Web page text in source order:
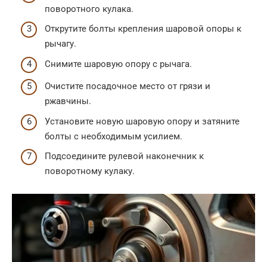
поворотного кулака.
Открутите болты крепления шаровой опоры к
рычагу.
Снимите шаровую опору с рычага.
Очистите посадочное место от грязи и
ржавчины.
Установите новую шаровую опору и затяните
болты с необходимым усилием.
Подсоедините рулевой наконечник к
поворотному кулаку.